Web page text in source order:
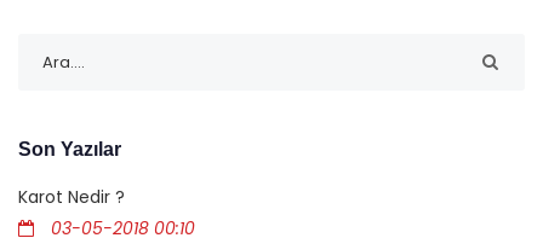
Son Yazılar
Karot Nedir ?
03-05-2018 00:10